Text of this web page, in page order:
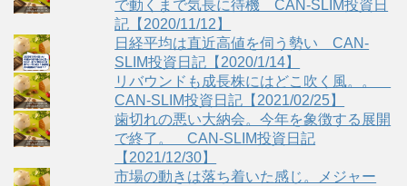
で動くまで気長に待機 CAN-SLIM投資日
記【2020/11/12】
日経平均は直近高値を伺う勢い CAN-
SLIM投資日記【2020/1/14】
リバウンドも成長株にはどこ吹く風。。
CAN-SLIM投資日記【2021/02/25】
歯切れの悪い大納会。今年を象徴する展開
で終了。 CAN-SLIM投資日記
【2021/12/30】
市場の動きは落ち着いた感じ。メジャー